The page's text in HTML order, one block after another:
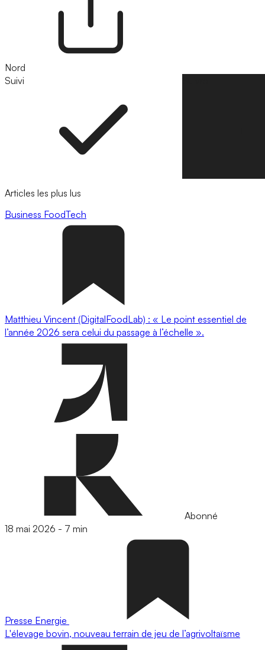
Nord
Suivi
Articles les plus lus
Business FoodTech
Matthieu Vincent (DigitalFoodLab) : « Le point essentiel de
l’année 2026 sera celui du passage à l’échelle ».
Abonné
18 mai 2026 - 7 min
Presse Energie
L'élevage bovin, nouveau terrain de jeu de l’agrivoltaïsme